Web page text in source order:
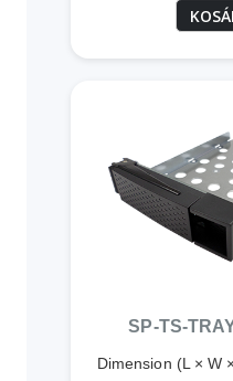
SP-TS-
Dimension (L × W